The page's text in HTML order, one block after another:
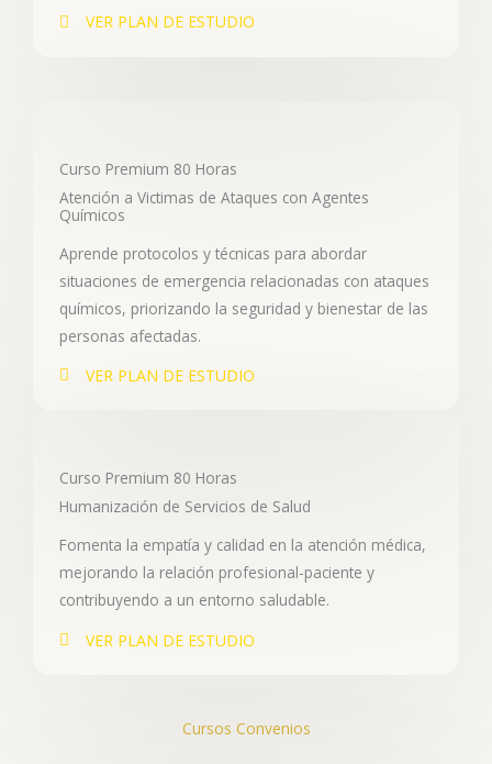
VER PLAN DE ESTUDIO
Curso Premium 80 Horas
Atención a Victimas de Ataques con Agentes
Químicos
Aprende protocolos y técnicas para abordar
situaciones de emergencia relacionadas con ataques
químicos, priorizando la seguridad y bienestar de las
personas afectadas.
VER PLAN DE ESTUDIO
Curso Premium 80 Horas
Humanización de Servicios de Salud
Fomenta la empatía y calidad en la atención médica,
mejorando la relación profesional-paciente y
contribuyendo a un entorno saludable.
VER PLAN DE ESTUDIO
Cursos Convenios